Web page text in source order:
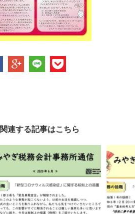
関連する記事はこちら